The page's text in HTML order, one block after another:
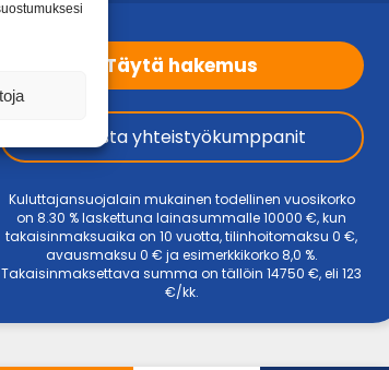
Täytä hakemus
Tarkista yhteistyökumppanit
Kuluttajansuojalain mukainen todellinen vuosikorko
on 8.30 % laskettuna lainasummalle 10000 €, kun
takaisinmaksuaika on 10 vuotta, tilinhoitomaksu 0 €,
avausmaksu 0 € ja esimerkkikorko 8,0 %.
Takaisinmaksettava summa on tällöin 14750 €, eli 123
€/kk.